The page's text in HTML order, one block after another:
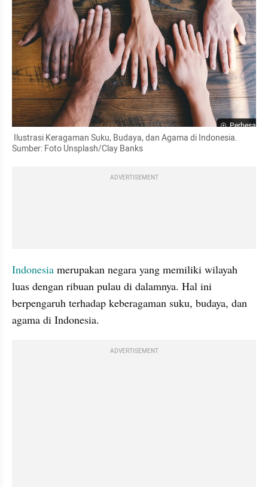
Perbesar
Sumber: Foto Unsplash/Clay Banks
ADVERTISEMENT
Indonesia merupakan negara yang memiliki wilayah
luas dengan ribuan pulau di dalamnya. Hal ini
berpengaruh terhadap keberagaman suku, budaya, dan
agama di Indonesia.
ADVERTISEMENT